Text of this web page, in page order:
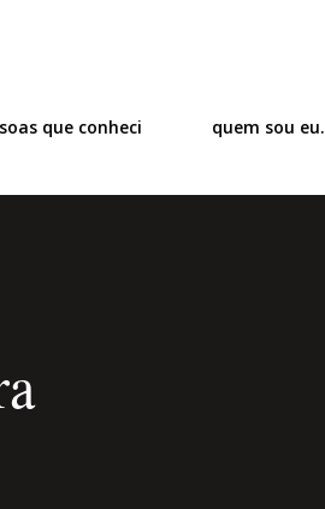
que conheci quem sou eu.